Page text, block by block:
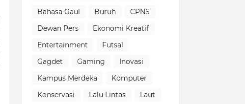
Bahasa Gaul
Buruh
CPNS
Dewan Pers
Ekonomi Kreatif
Entertainment
Futsal
Gagdet
Gaming
Inovasi
Kampus Merdeka
Komputer
Konservasi
Lalu Lintas
Laut